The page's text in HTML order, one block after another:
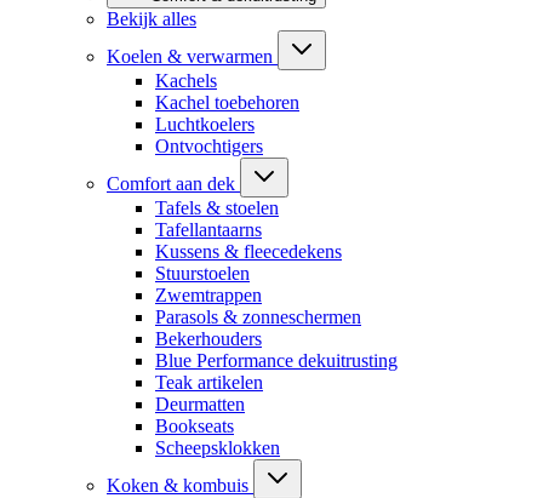
Bekijk alles
Koelen & verwarmen
Kachels
Kachel toebehoren
Luchtkoelers
Ontvochtigers
Comfort aan dek
Tafels & stoelen
Tafellantaarns
Kussens & fleecedekens
Stuurstoelen
Zwemtrappen
Parasols & zonneschermen
Bekerhouders
Blue Performance dekuitrusting
Teak artikelen
Deurmatten
Bookseats
Scheepsklokken
Koken & kombuis